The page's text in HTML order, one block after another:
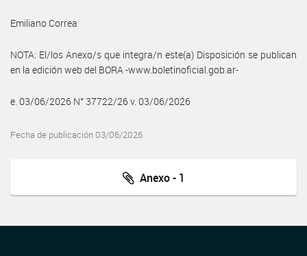
Emiliano Correa
NOTA: El/los Anexo/s que integra/n este(a) Disposición se publican
en la edición web del BORA -www.boletinoficial.gob.ar-
e. 03/06/2026 N° 37722/26 v. 03/06/2026
Fecha de publicación 03/06/2026
Anexo - 1